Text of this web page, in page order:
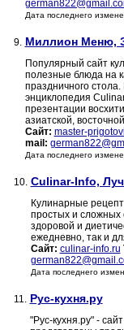
Дата последнего
9. Миллион Меню,
Популярный сайт
полезные блюда на
праздничного
энциклопедия
презентации
азиатской,
Сайт: master-
mail:
Дата последнего
10. Culinar-Info,
Кулинарные
простых и сложных
здоровой и
ежедневно, так и
Сайт: culinar-info.ru
Дата последнего
11. Рус-кухня.ру
"Рус-кухня.ру" -